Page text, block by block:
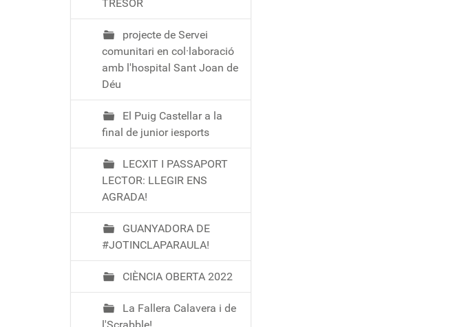
TRESOR
projecte de Servei
comunitari en col·laboració
amb l'hospital Sant Joan de
Déu
El Puig Castellar a la
final de junior iesports
LECXIT I PASSAPORT
LECTOR: LLEGIR ENS
AGRADA!
GUANYADORA DE
#JOTINCLAPARAULA!
CIÈNCIA OBERTA 2022
La Fallera Calavera i de